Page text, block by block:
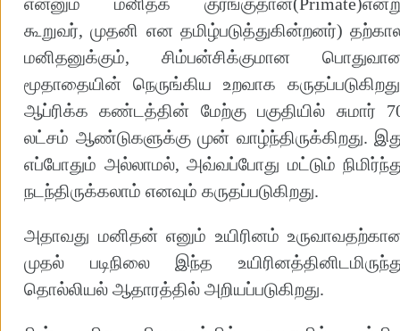
கூறுவர், முதனி என தமிழ்படுத்துகின்றனர்)
மனிதனுக்கும், சிம்பன்சிக்குமான
மூதாதையின் நெருங்கிய உறவாக
ஆப்ரிக்க கண்டத்தின் மேற்கு பகுதியில் சுமார்
லட்சம் ஆண்டுகளுக்கு முன் வாழ்ந்திருக்கிறது.
எப்போதும் அல்லாமல், அவ்வப்போது மட்டும்
நடந்திருக்கலாம் எனவும் கருதப்படுகிறது.
அதாவது மனிதன் எனும் உயிரினம்
முதல் படிநிலை இந்த
தொல்லியல் ஆதாரத்தில் அறியப்படுகிறது.